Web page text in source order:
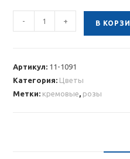
Количество
товара
60
- + В
Артикул: 11-1091
Категория: Цветы
Метки: кремовые, розы